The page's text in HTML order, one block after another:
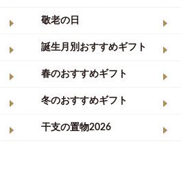
敬老の日
誕生月別おすすめギフト
春のおすすめギフト
冬のおすすめギフト
干支の置物2026